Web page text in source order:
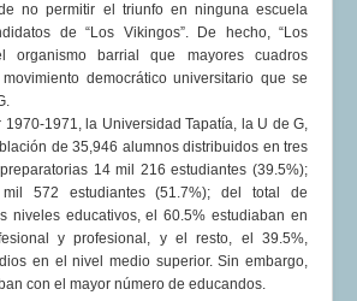
no permitir el triunfo en ninguna escuela
de “Los Vikingos”. De hecho, “Los
organismo barrial que mayores cuadros
democrático universitario que se
1970-1971, la Universidad Tapatía, la U de G,
de 35,946 alumnos distribuidos en tres
14 mil 216 estudiantes (39.5%);
572 estudiantes (51.7%); del total de
niveles educativos, el 60.5% estudiaban en
y profesional, y el resto, el 39.5%,
en el nivel medio superior. Sin embargo,
con el mayor número de educandos.